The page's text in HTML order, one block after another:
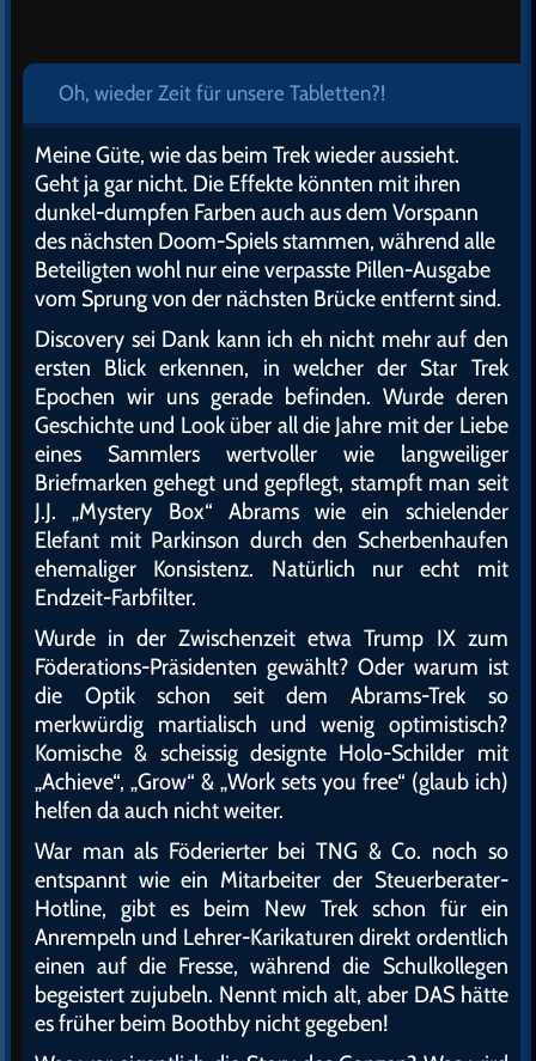
Oh, wieder Zeit für unsere Tabletten?!
Meine Güte, wie das beim Trek wieder aussieht.
Geht ja gar nicht. Die Effekte könnten mit ihren
dunkel-dumpfen Farben auch aus dem Vorspann
des nächsten Doom-Spiels stammen, während alle
Beteiligten wohl nur eine verpasste Pillen-Ausgabe
vom Sprung von der nächsten Brücke entfernt sind.
Discovery sei Dank kann ich eh nicht mehr auf den
ersten Blick erkennen, in welcher der Star Trek
Epochen wir uns gerade befinden. Wurde deren
Geschichte und Look über all die Jahre mit der Liebe
eines Sammlers wertvoller wie langweiliger
Briefmarken gehegt und gepflegt, stampft man seit
J.J. „Mystery Box“ Abrams wie ein schielender
Elefant mit Parkinson durch den Scherbenhaufen
ehemaliger Konsistenz. Natürlich nur echt mit
Endzeit-Farbfilter.
Wurde in der Zwischenzeit etwa Trump IX zum
Föderations-Präsidenten gewählt? Oder warum ist
die Optik schon seit dem Abrams-Trek so
merkwürdig martialisch und wenig optimistisch?
Komische & scheissig designte Holo-Schilder mit
„Achieve“, „Grow“ & „Work sets you free“ (glaub ich)
helfen da auch nicht weiter.
War man als Föderierter bei TNG & Co. noch so
entspannt wie ein Mitarbeiter der Steuerberater-
Hotline, gibt es beim New Trek schon für ein
Anrempeln und Lehrer-Karikaturen direkt ordentlich
einen auf die Fresse, während die Schulkollegen
begeistert zujubeln. Nennt mich alt, aber DAS hätte
es früher beim Boothby nicht gegeben!